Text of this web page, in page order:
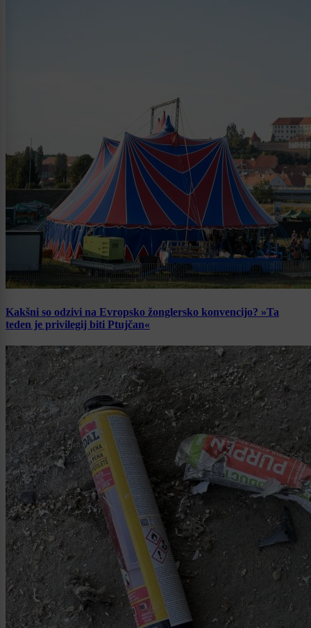
Kakšni so odzivi na Evropsko žonglersko konvencijo? »Ta
teden je privilegij biti Ptujčan«